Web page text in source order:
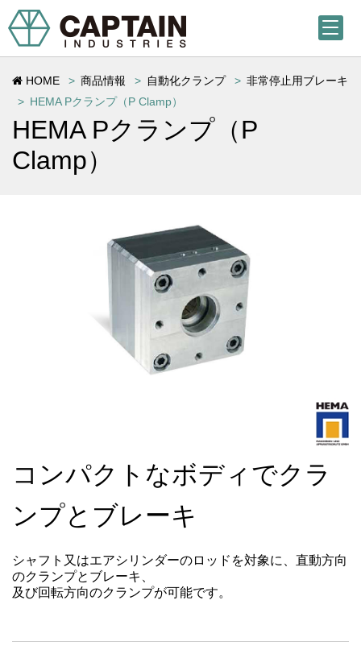
HOME 商品情報 自動化クランプ
非常停止用ブレーキ
HEMA Pクランプ（P Clamp）
HEMA Pクランプ（P
Clamp）
コンパクトなボディでクラ
ンプとブレーキ
シャフト又はエアシリンダーのロッドを対象に、直動方向
のクランプとブレーキ、
及び回転方向のクランプが可能です。